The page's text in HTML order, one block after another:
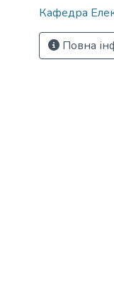
Кафедра
Повна